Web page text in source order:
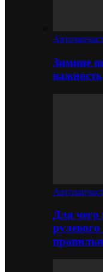
Зимние
важность
Для чего